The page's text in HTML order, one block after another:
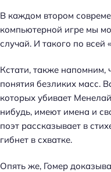
В каждом втором
компьютерной игре мы
случай. И такого по
Кстати, также напомним,
понятия безликих масс.
которых убивает
нибудь, имеют имена и
поэт рассказывает в
гибнет в схватке.
Опять же, Гомер